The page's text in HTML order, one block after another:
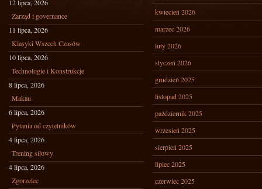
12 lipca, 2026
Zarząd i governance
11 lipca, 2026
Klasyki Wszech Czasów
10 lipca, 2026
Technologie i Konstrukcje
8 lipca, 2026
Makau
6 lipca, 2026
Pytania od czytelników
4 lipca, 2026
Trening siłowy
4 lipca, 2026
Zgorzelec
kwiecień 2026
marzec 2026
luty 2026
styczeń 2026
grudzień 2025
listopad 2025
październik 2025
wrzesień 2025
sierpień 2025
lipiec 2025
czerwiec 2025